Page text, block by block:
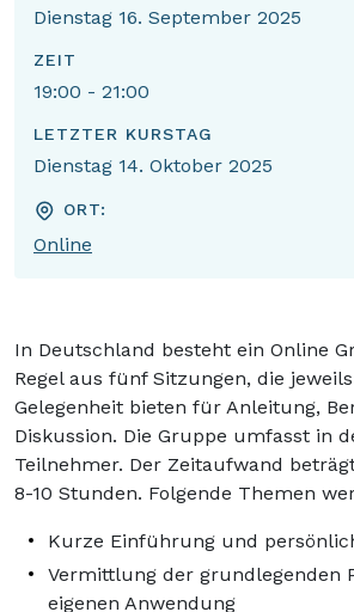
Dienstag 16. September 2025
ZEIT
19:00 - 21:00
LETZTER KURSTAG
Dienstag 14. Oktober 2025
ORT:
Online
In Deutschland besteht ein Online
Regel aus fünf Sitzungen, die
Gelegenheit bieten für Anleitung,
Diskussion. Die Gruppe umfasst in
Teilnehmer. Der Zeitaufwand
8-10 Stunden. Folgende Themen
Kurze Einführung und
Vermittlung der grundlegenden
eigenen Anwendung